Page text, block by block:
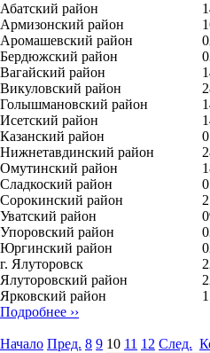
Абатский район
Армизонский район
Аромашевский район
Бердюжский район
Вагайский район
Викуловский район
Голышмановский район
Исетский район
Казанский район
Нижнетавдинский район
Омутинский район
Сладкоский район
Сорокинский район
Уватский район
Упоровский район
Юргинский район
г. Ялуторовск
Ялуторовский район
Ярковский район
Подробнее ››
Начало Пред. 8 9 10 11 12 След.